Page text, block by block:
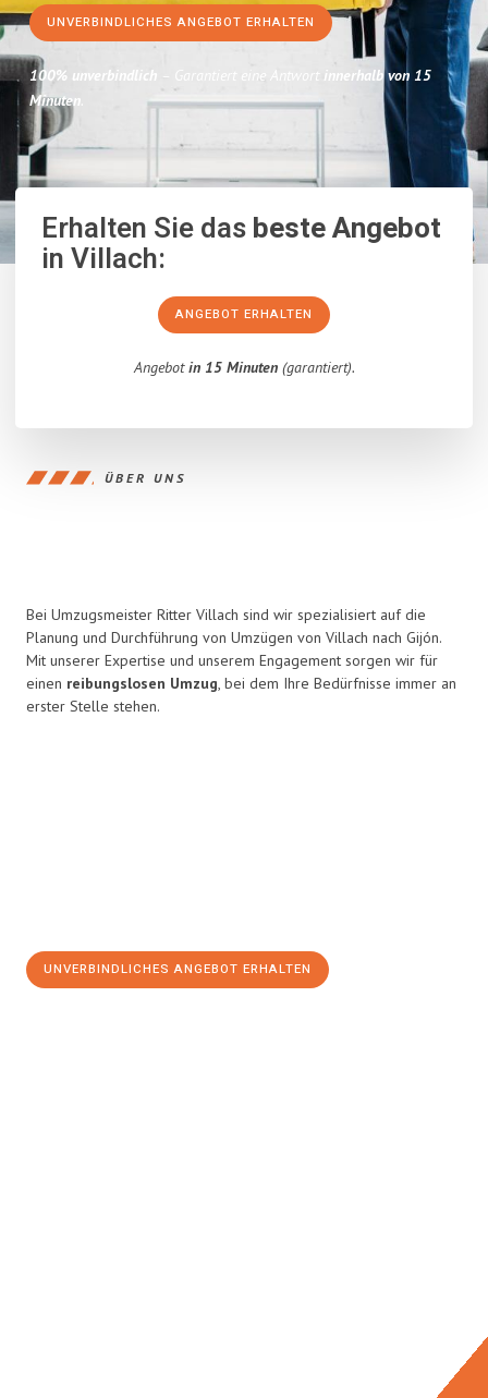
UNVERBINDLICHES ANGEBOT ERHALTEN
100% unverbindlich – Garantiert eine Antwort innerhalb von 15
Minuten.
Erhalten Sie dasbeste Angebot
in Villach:
ANGEBOT ERHALTEN
Angebotin 15 Minuten(garantiert).
ÜBER UNS
Bei Umzugsmeister Ritter Villach sind wir spezialisiert auf die
Planung und Durchführung von Umzügen von Villach nach Gijón.
Mit unserer Expertise und unserem Engagement sorgen wir für
einen reibungslosen Umzug, bei dem Ihre Bedürfnisse immer an
erster Stelle stehen.
UNVERBINDLICHES ANGEBOT ERHALTEN